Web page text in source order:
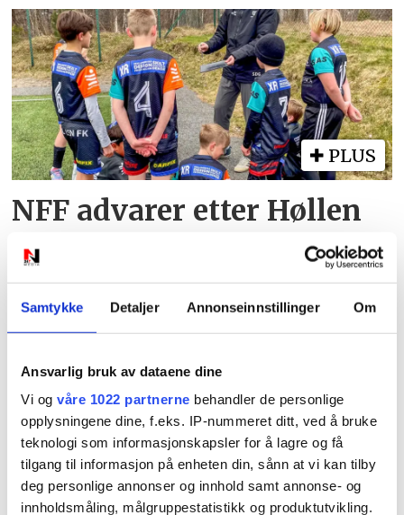
Samtykke Detaljer Annonseinnstillinger Om
Ansvarlig bruk av dataene dine
Vi og våre 1022 partnerne behandler de personlige
opplysningene dine, f.eks. IP-nummeret ditt, ved å bruke
teknologi som informasjonskapsler for å lagre og få
tilgang til informasjon på enheten din, sånn at vi kan tilby
deg personlige annonser og innhold samt annonse- og
innholdsmåling, målgruppestatistikk og produktutvikling.
PLUS
NFF advarer etter Høllen
FK-boikotten: Kan miste
plassen i serien
PLUS